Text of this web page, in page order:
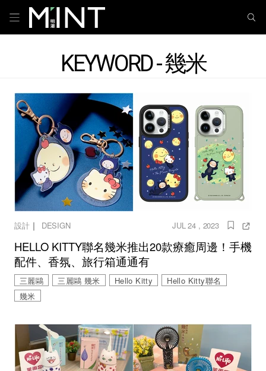
KEYWORD - 幾米
設計｜ DESIGN JUL 24 , 2023
HELLO KITTY聯名幾米推出20款療癒周邊！手機
配件、香氛、旅行箱通通有
三麗鷗 三麗鷗 幾米 Hello Kitty
Hello Kitty聯名
幾米